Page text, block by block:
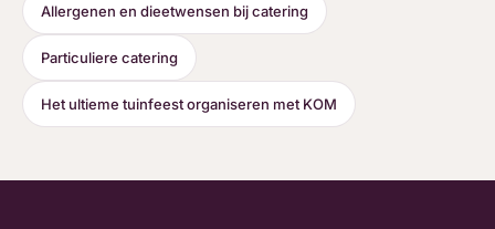
Allergenen en dieetwensen bij catering
Particuliere catering
Het ultieme tuinfeest organiseren met KOM